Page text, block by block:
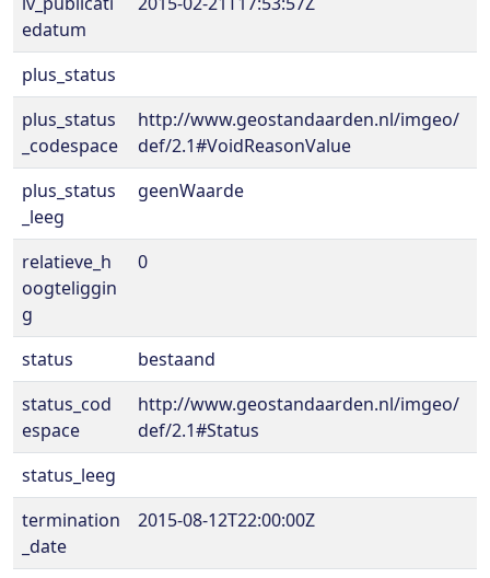
edatum
plus_status
plus_status
_codespace
http://www.geostandaarden.nl/imgeo/
def/2.1#VoidReasonValue
plus_status
_leeg
geenWaarde
relatieve_h
oogteliggin
g
0
status
bestaand
status_cod
espace
http://www.geostandaarden.nl/imgeo/
def/2.1#Status
status_leeg
termination
_date
2015-08-12T22:00:00Z